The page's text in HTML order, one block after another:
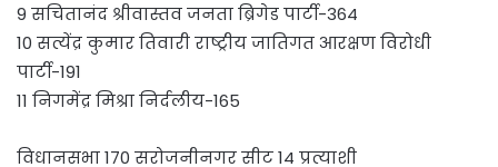
9 सचितानंद श्रीवास्तव जनता ब्रिगेड पार्टी-364
10 सत्येंद्र कुमार तिवारी राष्ट्रीय जातिगत आरक्षण विरोधी
पार्टी-191
11 निगमेंद्र मिश्रा निर्दलीय-165
विधानसभा 170 सरोजनीनगर सीट 14 प्रत्याशी